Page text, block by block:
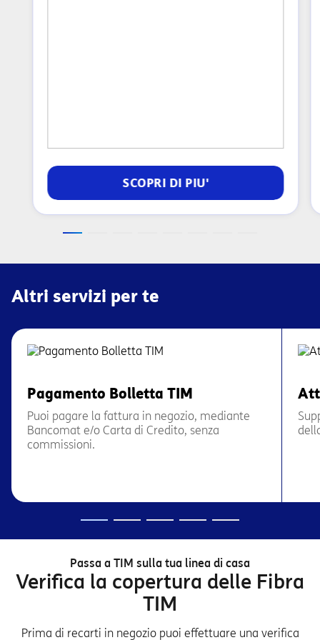
SCOPRI DI PIU'
Altri servizi per te
Pagamento Bolletta TIM
Puoi pagare la fattura in negozio, mediante
Bancomat e/o Carta di Credito, senza
commissioni.
Passa a TIM sulla tua linea di casa
Verifica la copertura delle Fibra
TIM
Prima di recarti in negozio puoi effettuare una verifica